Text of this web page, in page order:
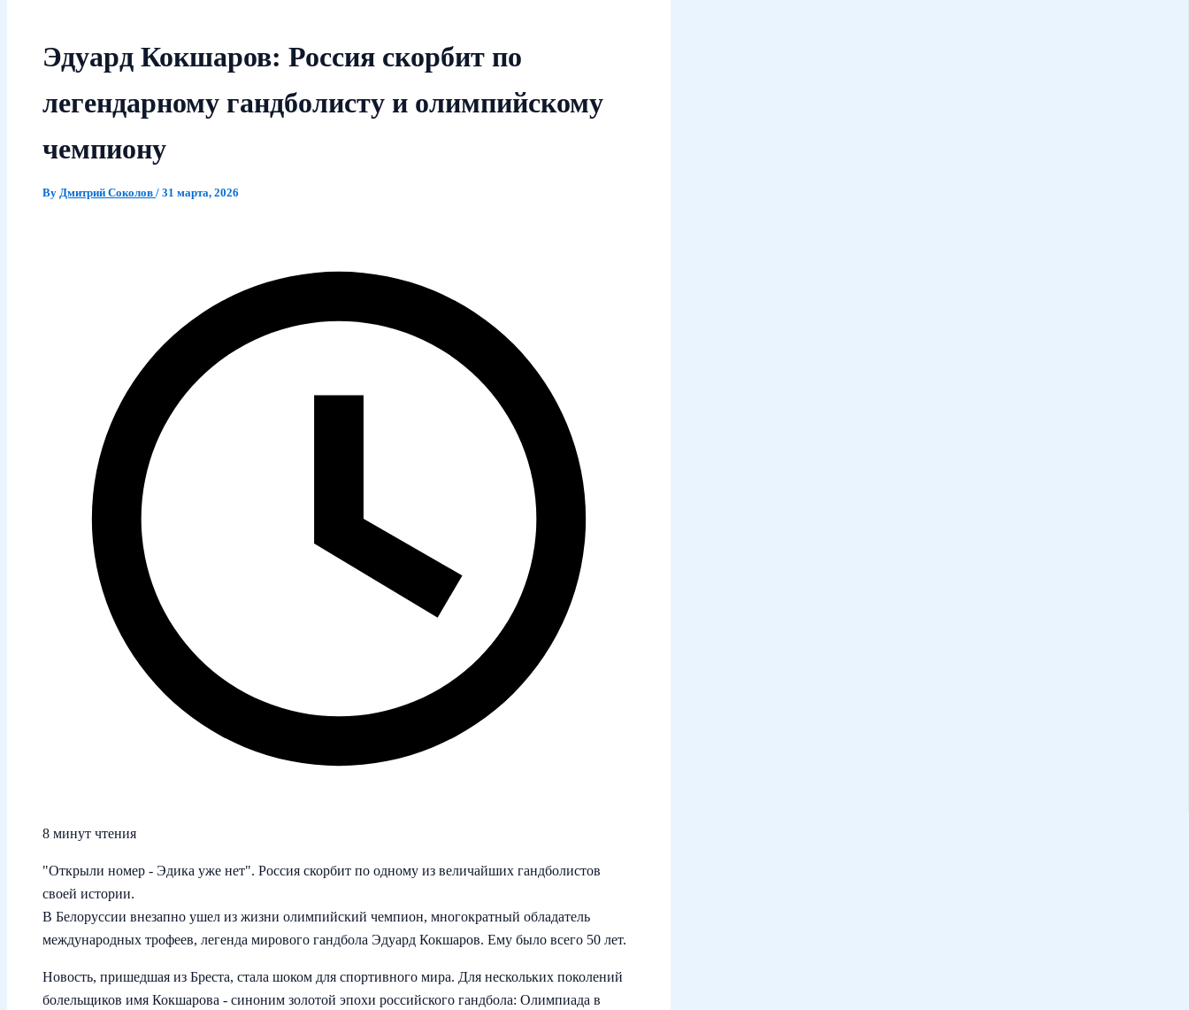
Эдуард Кокшаров: Россия скорбит по
легендарному гандболисту и олимпийскому
чемпиону
By Дмитрий Соколов / 31 марта, 2026
8 минут чтения
"Открыли номер - Эдика уже нет". Россия скорбит по одному из величайших гандболистов
своей истории.
В Белоруссии внезапно ушел из жизни олимпийский чемпион, многократный обладатель
международных трофеев, легенда мирового гандбола Эдуард Кокшаров. Ему было всего 50 лет.
Новость, пришедшая из Бреста, стала шоком для спортивного мира. Для нескольких поколений
болельщиков имя Кокшарова - синоним золотой эпохи российского гандбола: Олимпиада в